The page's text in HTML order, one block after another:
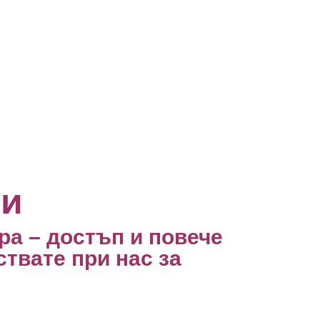
– достъп и повече
при нас за